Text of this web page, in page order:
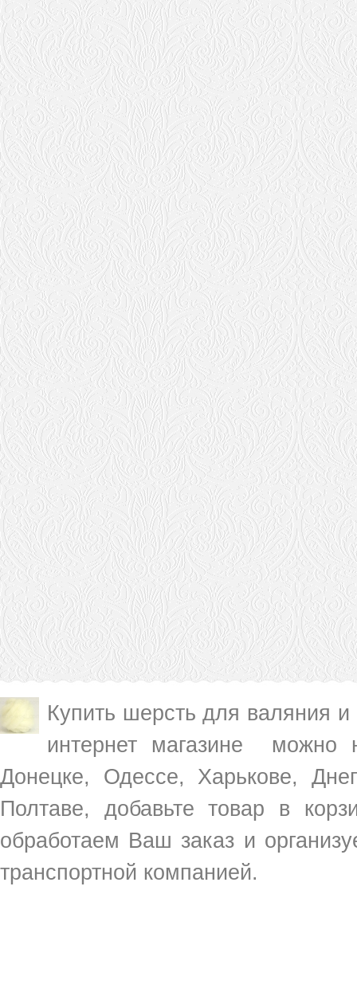
Купить шерсть для валяния
интернет магазине
Донецке, Одессе, Харькове,
Полтаве, добавьте товар в
обработаем Ваш заказ и
транспортной компанией.